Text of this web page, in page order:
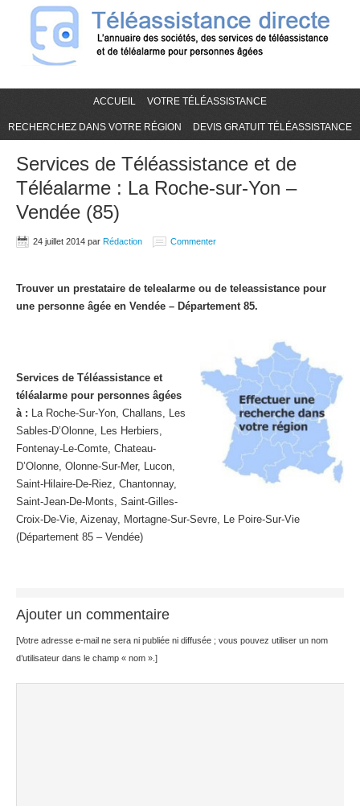
ACCUEIL VOTRE TÉLÉASSISTANCE
RECHERCHEZ DANS VOTRE RÉGION DEVIS GRATUIT TÉLÉASSISTANCE
Services de Téléassistance et de
Téléalarme : La Roche-sur-Yon –
Vendée (85)
24 juillet 2014 par Rédaction Commenter
Trouver un prestataire de telealarme ou de teleassistance pour
une personne âgée en Vendée – Département 85.
Services de Téléassistance et
téléalarme pour personnes âgées
à : La Roche-Sur-Yon, Challans, Les
Sables-D’Olonne, Les Herbiers,
Fontenay-Le-Comte, Chateau-
D’Olonne, Olonne-Sur-Mer, Lucon,
Saint-Hilaire-De-Riez, Chantonnay,
Saint-Jean-De-Monts, Saint-Gilles-
Croix-De-Vie, Aizenay, Mortagne-Sur-Sevre, Le Poire-Sur-Vie
(Département 85 – Vendée)
Ajouter un commentaire
[Votre adresse e-mail ne sera ni publiée ni diffusée ; vous pouvez utiliser un nom
d’utilisateur dans le champ « nom ».]